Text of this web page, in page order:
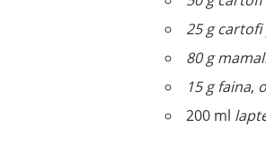
25 g
80 g
15 g faina,
200 ml